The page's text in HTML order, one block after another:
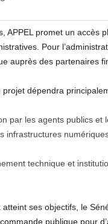
APPEL promet un accès
Pour
auprès des partenaires
projet dépendra
par les agents publics et
infrastructures
technique et
ses objectifs, le
publique pour